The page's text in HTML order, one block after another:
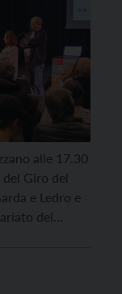
alle 17.30
Giro del
e Ledro e
del